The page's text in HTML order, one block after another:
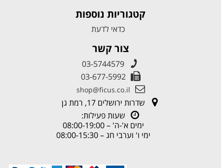
קטגוריות נוספות
כדאי לדעת
צור קשר
03-5744579
03-677-5992
shop@ficus.co.il
שדרות ירושלים 17, רמת גן
שעות פעילות:
ימים א'-ה' – 08:00-19:00
ימי ו' וערבי חג – 08:00-15:30